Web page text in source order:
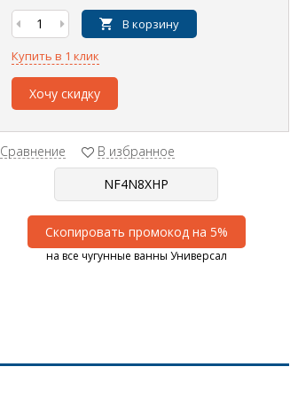
В корзину
Купить в 1 клик
Хочу скидку
Сравнение В избранное
Скопировать промокод на 5%
на все чугунные ванны Универсал